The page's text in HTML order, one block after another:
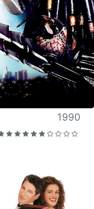
1990